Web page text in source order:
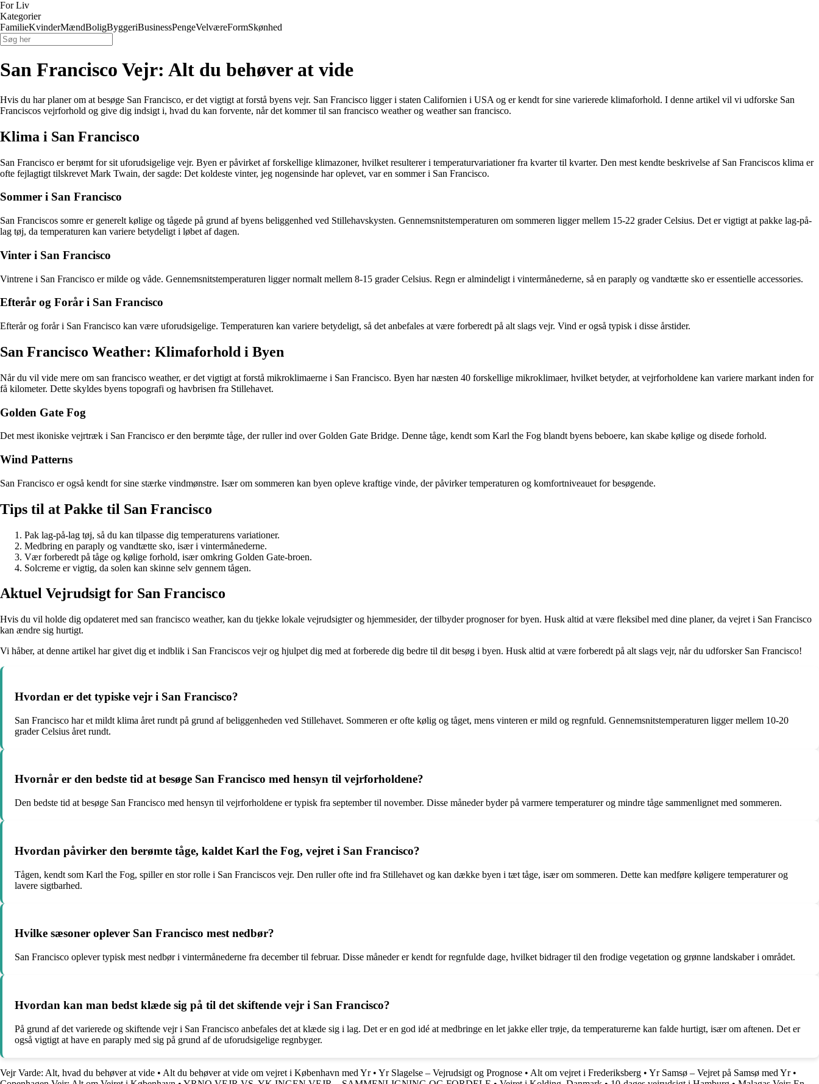
For Liv
Kategorier
FamilieKvinderMændBoligByggeriBusinessPengeVelværeFormSkønhed
San Francisco Vejr: Alt du behøver at vide
Hvis du har planer om at besøge San Francisco, er det vigtigt at forstå byens vejr. San Francisco ligger i staten Californien i USA og er kendt for sine varierede klimaforhold. I denne artikel vil vi udforske San
Franciscos vejrforhold og give dig indsigt i, hvad du kan forvente, når det kommer til san francisco weather og weather san francisco.
Klima i San Francisco
San Francisco er berømt for sit uforudsigelige vejr. Byen er påvirket af forskellige klimazoner, hvilket resulterer i temperaturvariationer fra kvarter til kvarter. Den mest kendte beskrivelse af San Franciscos klima er
ofte fejlagtigt tilskrevet Mark Twain, der sagde: Det koldeste vinter, jeg nogensinde har oplevet, var en sommer i San Francisco.
Sommer i San Francisco
San Franciscos somre er generelt kølige og tågede på grund af byens beliggenhed ved Stillehavskysten. Gennemsnitstemperaturen om sommeren ligger mellem 15-22 grader Celsius. Det er vigtigt at pakke lag-på-
lag tøj, da temperaturen kan variere betydeligt i løbet af dagen.
Vinter i San Francisco
Vintrene i San Francisco er milde og våde. Gennemsnitstemperaturen ligger normalt mellem 8-15 grader Celsius. Regn er almindeligt i vintermånederne, så en paraply og vandtætte sko er essentielle accessories.
Efterår og Forår i San Francisco
Efterår og forår i San Francisco kan være uforudsigelige. Temperaturen kan variere betydeligt, så det anbefales at være forberedt på alt slags vejr. Vind er også typisk i disse årstider.
San Francisco Weather: Klimaforhold i Byen
Når du vil vide mere om san francisco weather, er det vigtigt at forstå mikroklimaerne i San Francisco. Byen har næsten 40 forskellige mikroklimaer, hvilket betyder, at vejrforholdene kan variere markant inden for
få kilometer. Dette skyldes byens topografi og havbrisen fra Stillehavet.
Golden Gate Fog
Det mest ikoniske vejrtræk i San Francisco er den berømte tåge, der ruller ind over Golden Gate Bridge. Denne tåge, kendt som Karl the Fog blandt byens beboere, kan skabe kølige og disede forhold.
Wind Patterns
San Francisco er også kendt for sine stærke vindmønstre. Især om sommeren kan byen opleve kraftige vinde, der påvirker temperaturen og komfortniveauet for besøgende.
Tips til at Pakke til San Francisco
Pak lag-på-lag tøj, så du kan tilpasse dig temperaturens variationer.
Medbring en paraply og vandtætte sko, især i vintermånederne.
Vær forberedt på tåge og kølige forhold, især omkring Golden Gate-broen.
Solcreme er vigtig, da solen kan skinne selv gennem tågen.
Aktuel Vejrudsigt for San Francisco
Hvis du vil holde dig opdateret med san francisco weather, kan du tjekke lokale vejrudsigter og hjemmesider, der tilbyder prognoser for byen. Husk altid at være fleksibel med dine planer, da vejret i San Francisco
kan ændre sig hurtigt.
Vi håber, at denne artikel har givet dig et indblik i San Franciscos vejr og hjulpet dig med at forberede dig bedre til dit besøg i byen. Husk altid at være forberedt på alt slags vejr, når du udforsker San Francisco!
Hvordan er det typiske vejr i San Francisco?
San Francisco har et mildt klima året rundt på grund af beliggenheden ved Stillehavet. Sommeren er ofte kølig og tåget, mens vinteren er mild og regnfuld. Gennemsnitstemperaturen ligger mellem 10-20
grader Celsius året rundt.
Hvornår er den bedste tid at besøge San Francisco med hensyn til vejrforholdene?
Den bedste tid at besøge San Francisco med hensyn til vejrforholdene er typisk fra september til november. Disse måneder byder på varmere temperaturer og mindre tåge sammenlignet med sommeren.
Hvordan påvirker den berømte tåge, kaldet Karl the Fog, vejret i San Francisco?
Tågen, kendt som Karl the Fog, spiller en stor rolle i San Franciscos vejr. Den ruller ofte ind fra Stillehavet og kan dække byen i tæt tåge, især om sommeren. Dette kan medføre køligere temperaturer og
lavere sigtbarhed.
Hvilke sæsoner oplever San Francisco mest nedbør?
San Francisco oplever typisk mest nedbør i vintermånederne fra december til februar. Disse måneder er kendt for regnfulde dage, hvilket bidrager til den frodige vegetation og grønne landskaber i området.
Hvordan kan man bedst klæde sig på til det skiftende vejr i San Francisco?
På grund af det varierede og skiftende vejr i San Francisco anbefales det at klæde sig i lag. Det er en god idé at medbringe en let jakke eller trøje, da temperaturerne kan falde hurtigt, især om aftenen. Det er
også vigtigt at have en paraply med sig på grund af de uforudsigelige regnbyger.
Vejr Varde: Alt, hvad du behøver at vide • Alt du behøver at vide om vejret i København med Yr• Yr Slagelse – Vejrudsigt og Prognose • Alt om vejret i Frederiksberg • Yr Samsø – Vejret på Samsø med Yr•